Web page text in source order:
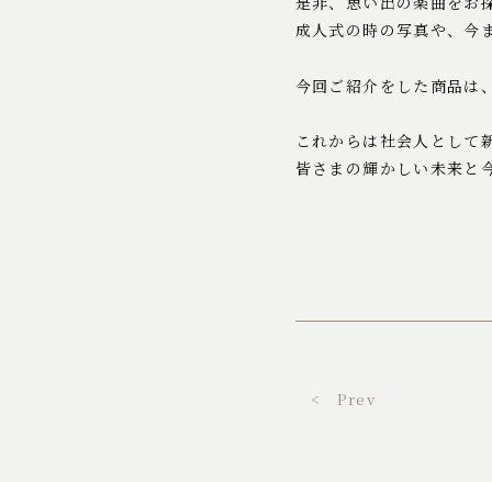
成人式の時の写真や、今
今回ご紹介をした商品は
これからは社会人として
皆さまの輝かしい未来と
< Prev